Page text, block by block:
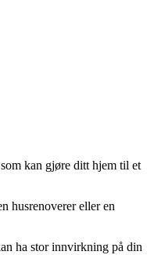
kan gjøre ditt hjem til et
husrenoverer eller en
ha stor innvirkning på din